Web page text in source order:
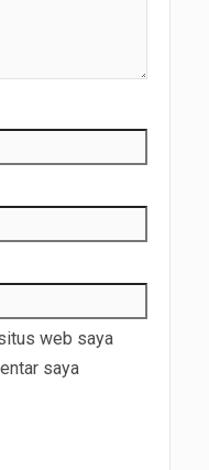
web saya
saya